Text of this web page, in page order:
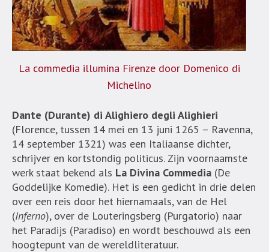
La commedia illumina Firenze door Domenico di
Michelino
Dante (Durante) di Alighiero degli Alighieri
(Florence, tussen 14 mei en 13 juni 1265 – Ravenna,
14 september 1321) was een Italiaanse dichter,
schrijver en kortstondig politicus. Zijn voornaamste
werk staat bekend als La Divina Commedia (De
Goddelijke Komedie). Het is een gedicht in drie delen
over een reis door het hiernamaals, van de Hel
(Inferno), over de Louteringsberg (Purgatorio) naar
het Paradijs (Paradiso) en wordt beschouwd als een
hoogtepunt van de wereldliteratuur.